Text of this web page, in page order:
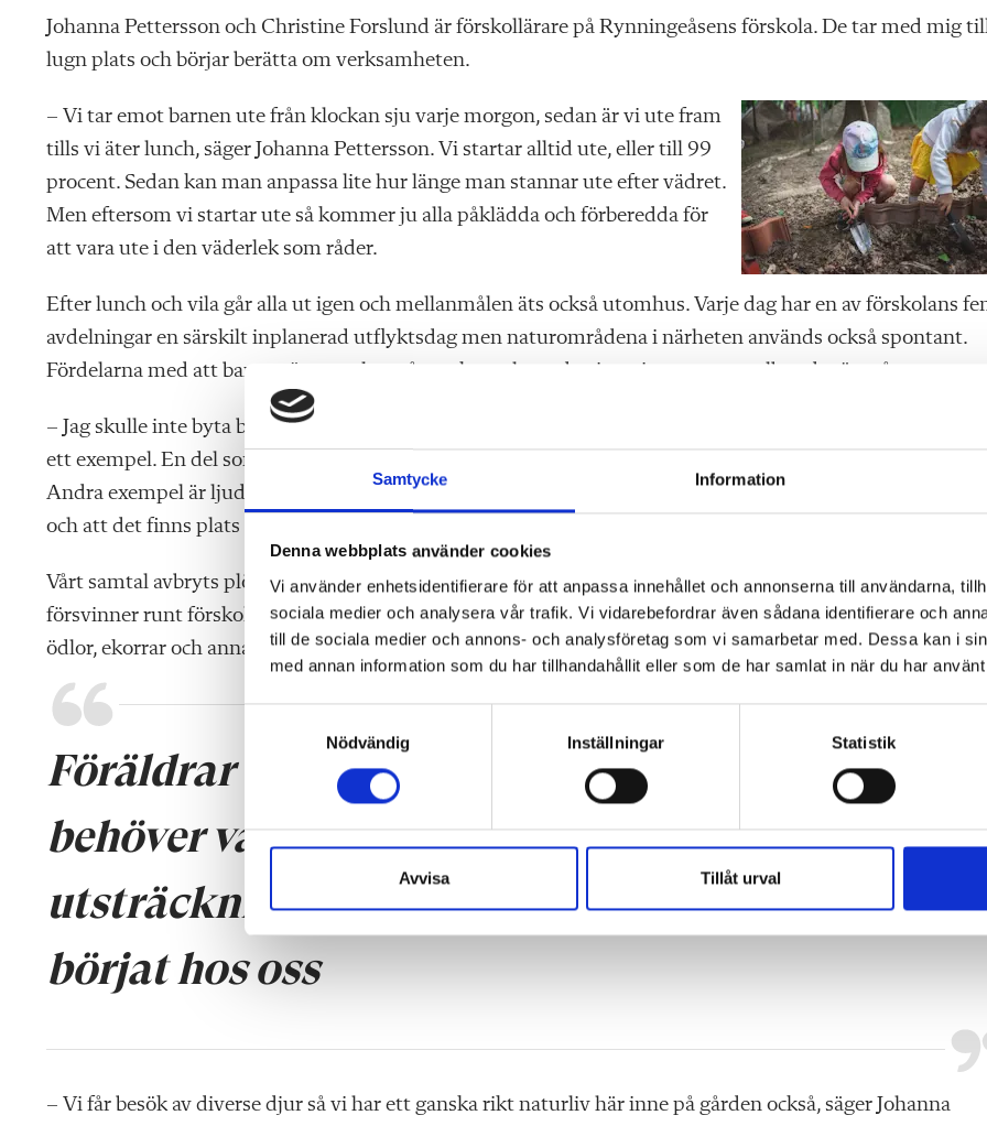
Samtycke Information
Denna webbplats använder cookies
Vi använder enhetsidentifierare för att anpassa innehållet och annonserna till användarna,
sociala medier och analysera vår trafik. Vi vidarebefordrar även sådana identifierare och
till de sociala medier och annons- och analysföretag som vi samarbetar med. Dessa kan i
med annan information som du har tillhandahållit eller som de har samlat in när du har
c
s
a
Nödvändig Inställningar Statistik
Avvisa Tillåt urval
Johanna Pettersson och Christine Forslund är förskollärare på Rynningeåsens förskola. De tar med mig
lugn plats och börjar berätta om verksamheten.
– Vi tar emot barnen ute från klockan sju varje morgon, sedan är vi ute fram
tills vi äter lunch, säger Johanna Pettersson. Vi startar alltid ute, eller till 99
procent. Sedan kan man anpassa lite hur länge man stannar ute efter vädret.
Men eftersom vi startar ute så kommer ju alla påklädda och förberedda för
att vara ute i den väderlek som råder.
Efter lunch och vila går alla ut igen och mellanmålen äts också utomhus. Varje dag har en av förskolans
avdelningar en särskilt inplanerad utflyktsdag men naturområdena i närheten används också spontant.
Fördelarna med att barnen är utomhus så mycket och att de vistas i naturen regelbundet är många.
– Jag skulle inte byta bort det för en sekund, säger Christine Forslund. Hur grundmotoriken utvecklas är
ett exempel. En del som börjar här kan inte gå. Sen klättrar de snart obehindrat, det är fantastiskt att se.
Andra exempel är ljudnivån och att barnen har stort utrymme att vistas på vilket gör att de får större
och att det finns plats att gå undan om man vill det.
Vårt samtal avbryts plötsligt av att en liten dunig fågelunge dyker upp, springer runt lite kring vårt bord
försvinner runt förskolans knut. Det är inte ovanligt att smådjur dyker upp inne på gården, det kan vara
ödlor, ekorrar och annat.
Föräldrar berättar också för oss att de inte
behöver vara hemma för vård av barn i samma
utsträckning som tidigare sedan deras barn
börjat hos oss
– Vi får besök av diverse djur så vi har ett ganska rikt naturliv här inne på gården också, säger Johanna